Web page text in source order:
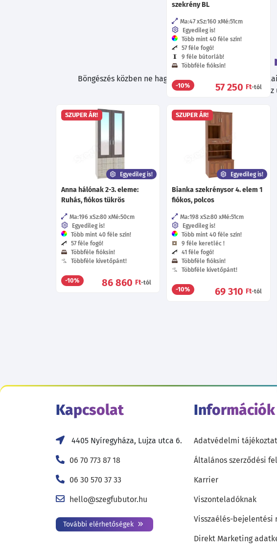
szekrény BL
Ma:47 Sz:160 Mé:51cm
Egyedileg is!
Több mint 40 féle szín!
57 féle fogó!
9 féle bútorláb!
Többféle fióksín!
-10% 57 250 Ft-tól
Tekintsd
Böngészés közben ne hagyd ki a további kiváló
otthonodba. Fedezd fel
SZUPER ÁR!
Egyedileg is!
Anna hálónak 2-3. eleme:
Ruhás, fiókos tükrös
Ma:196 Sz:80 Mé:50cm
Egyedileg is!
Több mint 40 féle szín!
57 féle fogó!
Többféle fióksín!
Többféle kivetőpánt!
-10% 86 860 Ft-tól
SZUPER ÁR!
Egyedileg is!
Bianka szekrénysor 4. elem 1
fiókos, polcos
Ma:198 Sz:80 Mé:51cm
Egyedileg is!
Több mint 40 féle szín!
9 féle keretléc !
41 féle fogó!
Többféle fióksín!
Többféle kivetőpánt!
-10% 69 310 Ft-tól
Kapcsolat
4405 Nyíregyháza, Lujza utca 6.
06 70 773 87 18
06 30 570 37 33
hello@szegfubutor.hu
További elérhetőségek
Információk
Adatvédelmi
Általános szerződési
Karrier
Viszonteladóknak
Visszaélés-bejelentési
Direkt Marketing